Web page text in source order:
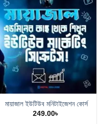
মায়াজাল ইউটিউব মনিটাইজেশন কোর্স
249.00৳